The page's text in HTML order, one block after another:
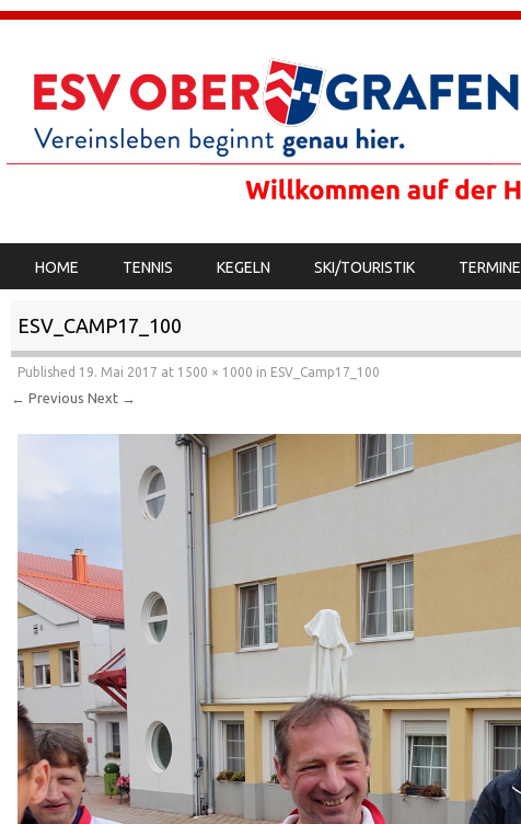
MENU
HOME TENNIS KEGELN SKI/TOURISTIK TERMINE
ESV_CAMP17_100
Published 19. Mai 2017 at 1500 × 1000 in ESV_Camp17_100
← Previous Next →